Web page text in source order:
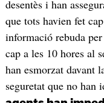
desentès i han
que tots havien fet
informació rebuda
cap a les 10 hores al
han esmorzat davant
seguretat que no han